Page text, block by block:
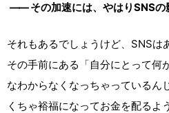
―― その加速には、やはりSNSの
それもあるでしょうけど、SNSは
その手前にある「自分にとって何
なわからなくなっちゃっているん
くちゃ裕福になってお金を配るよ